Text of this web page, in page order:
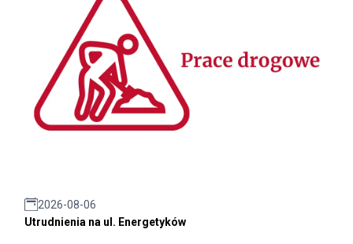
2026-08-06
Utrudnienia na ul. Energetyków